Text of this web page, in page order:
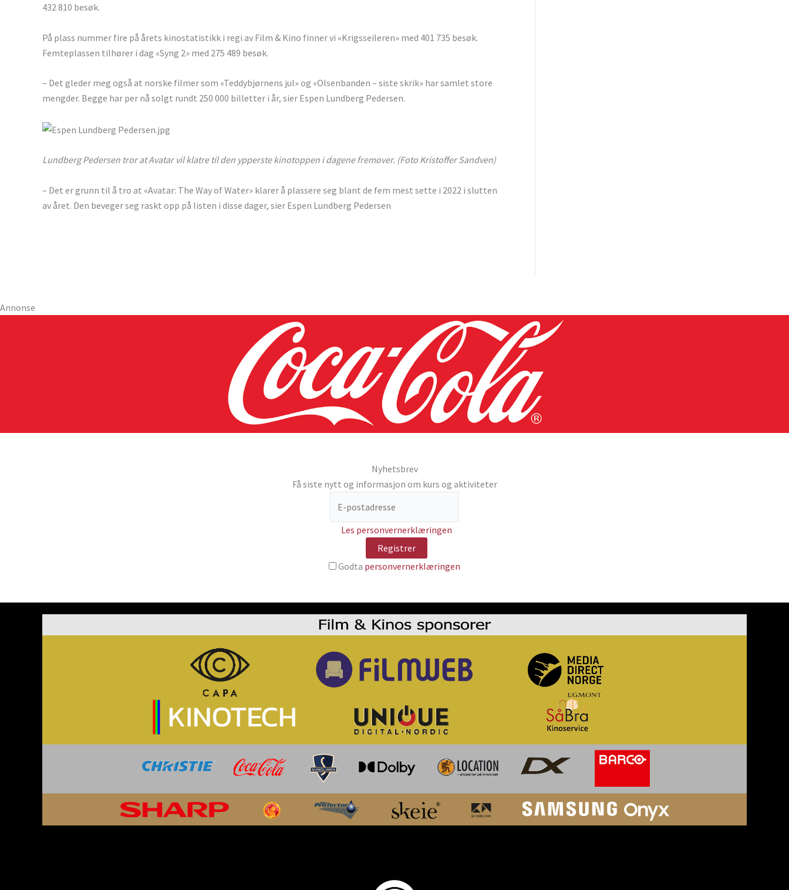
432 810 besøk.
På plass nummer fire på årets kinostatistikk i regi av Film & Kino finner vi «Krigsseileren» med 401 735 besøk.
Femteplassen tilhører i dag «Syng 2» med 275 489 besøk.
– Det gleder meg også at norske filmer som «Teddybjørnens jul» og «Olsenbanden – siste skrik» har samlet store
mengder. Begge har per nå solgt rundt 250 000 billetter i år, sier Espen Lundberg Pedersen.
Lundberg Pedersen tror at Avatar vil klatre til den ypperste kinotoppen i dagene fremover. (Foto Kristoffer Sandven)
– Det er grunn til å tro at «Avatar: The Way of Water» klarer å plassere seg blant de fem mest sette i 2022 i slutten
av året. Den beveger seg raskt opp på listen i disse dager, sier Espen Lundberg Pedersen
Annonse
Nyhetsbrev
Få siste nytt og informasjon om kurs og aktiviteter
Les personvernerklæringen
Godta personvernerklæringen